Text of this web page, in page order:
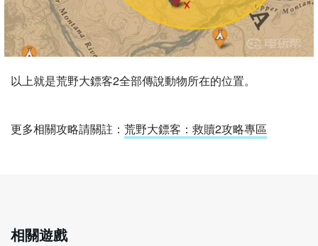
以上就是荒野大鏢客2全部傳說動物所在的位置。
更多相關攻略請關註： 荒野大鏢客：救贖2攻略專區
相關遊戲